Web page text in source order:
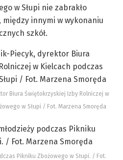
w Słupi nie zabrakło
innymi w wykonaniu
szkół.
Biura Świętokrzyskiej Izby Rolniczej w
w Słupi / Fot. Marzena Smoręda
Pikniku Zbożowego w Słupi. / Fot.